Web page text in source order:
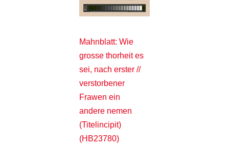
Mahnblatt: Wie
grosse thorheit es
sei, nach erster //
verstorbener
Frawen ein
andere nemen
(Titelincipit)
(HB23780)